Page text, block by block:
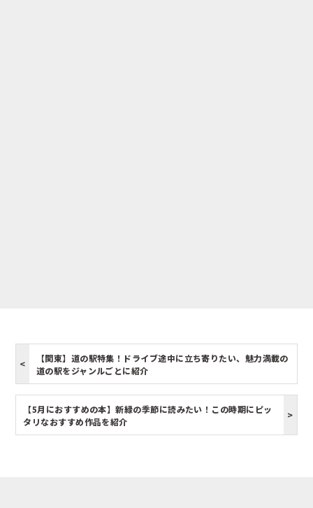
【関東】道の駅特集！ドライブ途中に立ち寄りたい、魅力満載の
道の駅をジャンルごとに紹介
【5月におすすめの本】新緑の季節に読みたい！この時期にピッ
タリなおすすめ作品を紹介